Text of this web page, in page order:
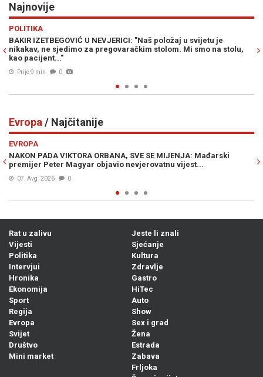
Najnovije
je
na stolu,
KRAJ JEDNE ERE U SIRIJI?: Postignut dogovor o
baza iz Assadove ere
Evropa / Najčitanije
ŠPANIJA POSTAVILA ULTIMATUM ITALIJI: "Imate vremena
nedjelje"
07. Avg. 2026
Rat u zalivu
Vijesti
Politika
Intervjui
Hronika
Ekonomija
Sport
Regija
Evropa
Svijet
Društvo
Mini market
Jeste li znali
Sjećanje
Kultura
Zdravlje
Gastro
HiTec
Auto
Show
Sex i grad
Žena
Estrada
Zabava
Frljoka